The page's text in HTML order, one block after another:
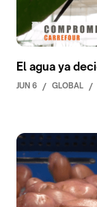
El agua ya
JUN 6 / GLOBAL /